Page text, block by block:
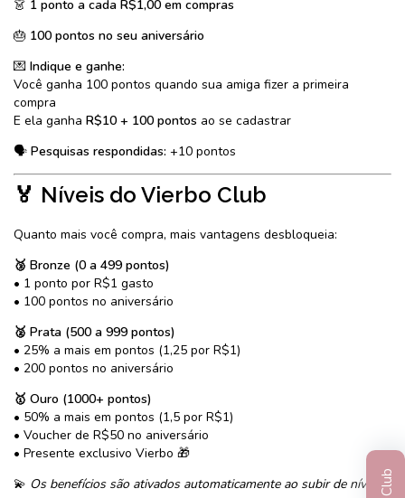
👗 1 ponto a cada R$1,00 em compras
🎂 100 pontos no seu aniversário
💌 Indique e ganhe:
Você ganha 100 pontos quando sua amiga fizer a primeira
compra
E ela ganha R$10 + 100 pontos ao se cadastrar
🗣️ Pesquisas respondidas: +10 pontos
🏅 Níveis do Vierbo Club
Quanto mais você compra, mais vantagens desbloqueia:
🥉 Bronze (0 a 499 pontos)
• 1 ponto por R$1 gasto
• 100 pontos no aniversário
🥈 Prata (500 a 999 pontos)
• 25% a mais em pontos (1,25 por R$1)
• 200 pontos no aniversário
🥇 Ouro (1000+ pontos)
• 50% a mais em pontos (1,5 por R$1)
• Voucher de R$50 no aniversário
• Presente exclusivo Vierbo 🎁
💫 Os benefícios são ativados automaticamente ao subir de nível.